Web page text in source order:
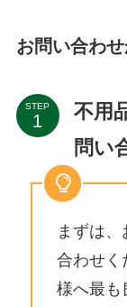
お問い合わ
STEP
不用
問い
まずは
合わせく
様へ最も